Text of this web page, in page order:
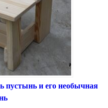
пустынь и его необычная